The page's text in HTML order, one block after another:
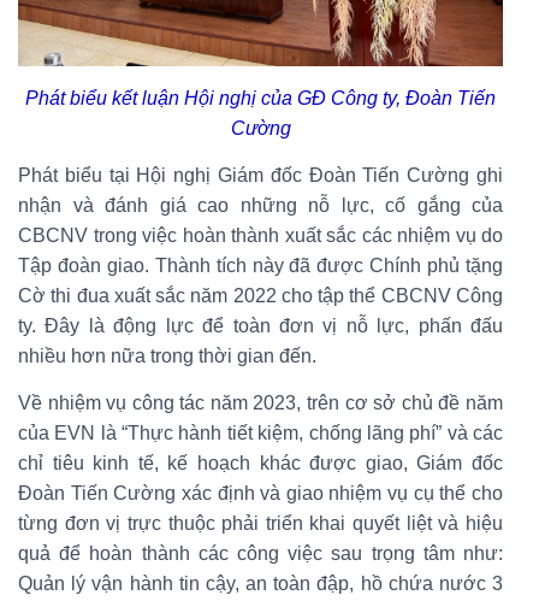
Phát biểu kết luận Hội nghị của GĐ Công ty, Đoàn Tiến
Cường
Phát biểu tại Hội nghị Giám đốc Đoàn Tiến Cường ghi
nhận và đánh giá cao những nỗ lực, cố gắng của
CBCNV trong việc hoàn thành xuất sắc các nhiệm vụ do
Tập đoàn giao. Thành tích này đã được Chính phủ tặng
Cờ thi đua xuất sắc năm 2022 cho tập thể CBCNV Công
ty. Đây là động lực để toàn đơn vị nỗ lực, phấn đấu
nhiều hơn nữa trong thời gian đến.
Về nhiệm vụ công tác năm 2023, trên cơ sở chủ đề năm
của EVN là “Thực hành tiết kiệm, chống lãng phí” và các
chỉ tiêu kinh tế, kế hoạch khác được giao, Giám đốc
Đoàn Tiến Cường xác định và giao nhiệm vụ cụ thể cho
từng đơn vị trực thuộc phải triển khai quyết liệt và hiệu
quả để hoàn thành các công việc sau trọng tâm như:
Quản lý vận hành tin cậy, an toàn đập, hồ chứa nước 3